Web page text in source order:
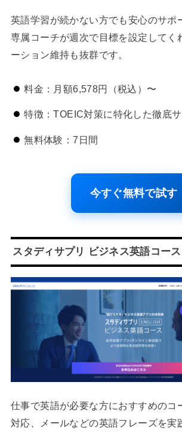
英語学習が続かない方でも安心のサポ
専属コーチが週次で目標を設定してく
ーション維持も抜群です。
料金：月額6,578円（税込）〜
特徴：TOEIC対策に特化した徹底
無料体験：7日間
今すぐ無料で試す
スタディサプリ ビジネス英語コース
仕事で英語が必要な方におすすめのコ
対応、メールなどの英語フレーズを実